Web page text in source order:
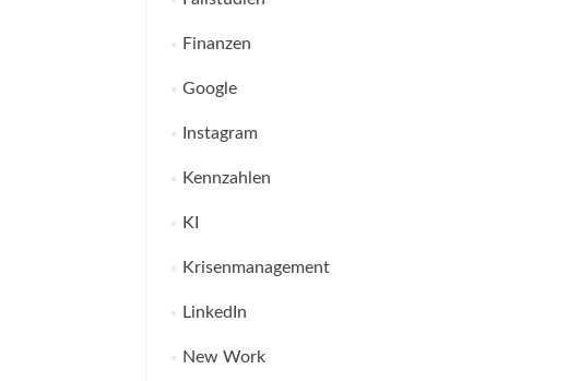
Finanzen
Google
Instagram
Kennzahlen
KI
Krisenmanagement
LinkedIn
New Work